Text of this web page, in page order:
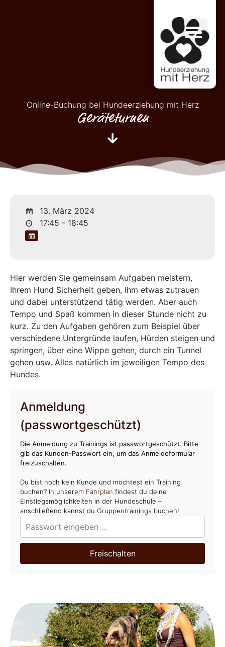
Online-Buchung bei Hundeerziehung mit Herz
Geräteturnen
13. März 2024
17:45 - 18:45
Hier werden Sie gemeinsam Aufgaben meistern,
Ihrem Hund Sicherheit geben, Ihm etwas zutrauen
und dabei unterstützend tätig werden. Aber auch
Tempo und Spaß kommen in dieser Stunde nicht zu
kurz. Zu den Aufgaben gehören zum Beispiel über
verschiedene Untergründe laufen, Hürden steigen und
springen, über eine Wippe gehen, durch ein Tunnel
gehen usw. Alles natürlich im jeweiligen Tempo des
Hundes.
Anmeldung
(passwortgeschützt)
Die Anmeldung zu Trainings ist passwortgeschützt. Bitte
gib das Kunden-Passwort ein, um das Anmeldeformular
freizuschalten.
Du bist noch kein Kunde und möchtest ein Training
buchen? In unserem Fahrplan findest du deine
Einstiegsmöglichkeiten in der Hundeschule –
anschließend kannst du Gruppentrainings buchen!
Freischalten